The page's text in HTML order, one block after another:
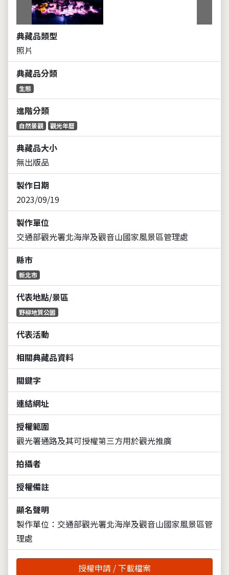
典藏品類型
照片
典藏品分類
生態
進階分類
自然景觀 觀光年曆
典藏品大小
無出版品
製作日期
2023/09/19
製作單位
交通部觀光署北海岸及觀音山國家風景區管理處
縣市
新北市
代表地點/景區
野柳地質公園
代表活動
相關典藏品資料
關鍵字
連結網址
授權範圍
觀光署通路及其可授權第三方用於觀光推廣
拍攝者
授權備註
顯名聲明
製作單位：交通部觀光署北海岸及觀音山國家風景區管
理處
授權申請 / 下載檔案